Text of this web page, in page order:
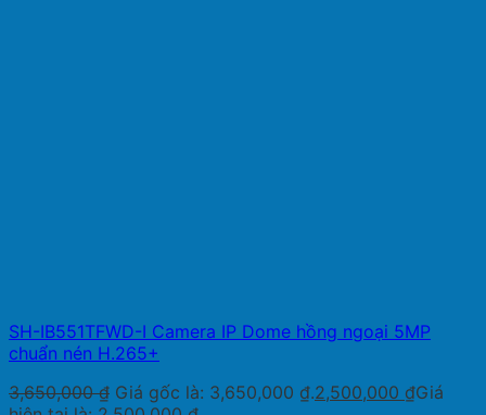
SH-IB551TFWD-I Camera IP Dome hồng ngoại 5MP
chuẩn nén H.265+
3,650,000₫ Giá gốc là: 3,650,000 ₫.2,500,000 ₫Giá